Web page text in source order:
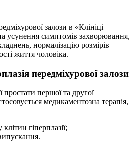
залози в «Клініці
усунення симптомів захворювання,
нормалізацію розмірів
життя чоловіка.
передміхурової залози
простати першої та другої
медикаментозна терапія,
гіперплазії;